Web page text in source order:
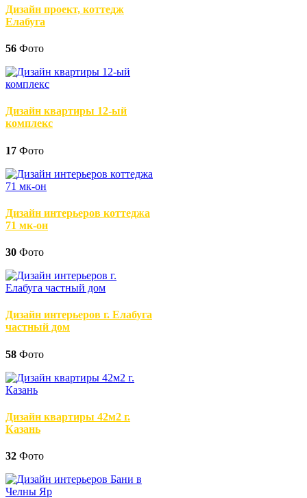
Дизайн проект, коттедж
Елабуга
56 Фото
Дизайн квартиры 12-ый
комплекс
17 Фото
Дизайн интерьеров коттеджа
71 мк-он
30 Фото
Дизайн интерьеров г. Елабуга
частный дом
58 Фото
Дизайн квартиры 42м2 г.
Казань
32 Фото